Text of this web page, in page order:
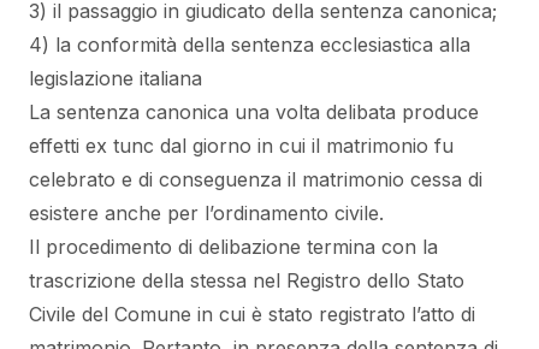
3) il passaggio in giudicato della sentenza canonica;
4) la conformità della sentenza ecclesiastica alla
legislazione italiana
La sentenza canonica una volta delibata produce
effetti ex tunc dal giorno in cui il matrimonio fu
celebrato e di conseguenza il matrimonio cessa di
esistere anche per l’ordinamento civile.
Il procedimento di delibazione termina con la
trascrizione della stessa nel Registro dello Stato
Civile del Comune in cui è stato registrato l’atto di